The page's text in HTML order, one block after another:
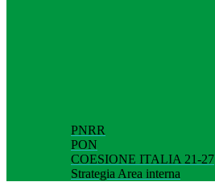
PNRR
PON
COESIONE ITALIA 21-27
Strategia Area interna